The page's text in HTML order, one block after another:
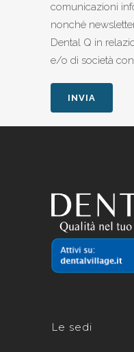
comunicazioni
nonché
Dental Q in
e/o di società
Le sedi